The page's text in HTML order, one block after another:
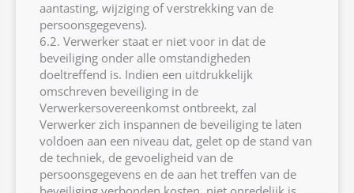
aantasting, wijziging of verstrekking van de
persoonsgegevens).
6.2. Verwerker staat er niet voor in dat de
beveiliging onder alle omstandigheden
doeltreffend is. Indien een uitdrukkelijk
omschreven beveiliging in de
Verwerkersovereenkomst ontbreekt, zal
Verwerker zich inspannen de beveiliging te laten
voldoen aan een niveau dat, gelet op de stand van
de techniek, de gevoeligheid van de
persoonsgegevens en de aan het treffen van de